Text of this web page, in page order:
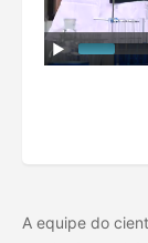
A equipe do